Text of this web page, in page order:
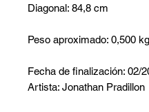
Diagonal: 84,8 cm
Peso aproximado: 0,500
Fecha de finalización: 02/
Artista: Jonathan Pradillon